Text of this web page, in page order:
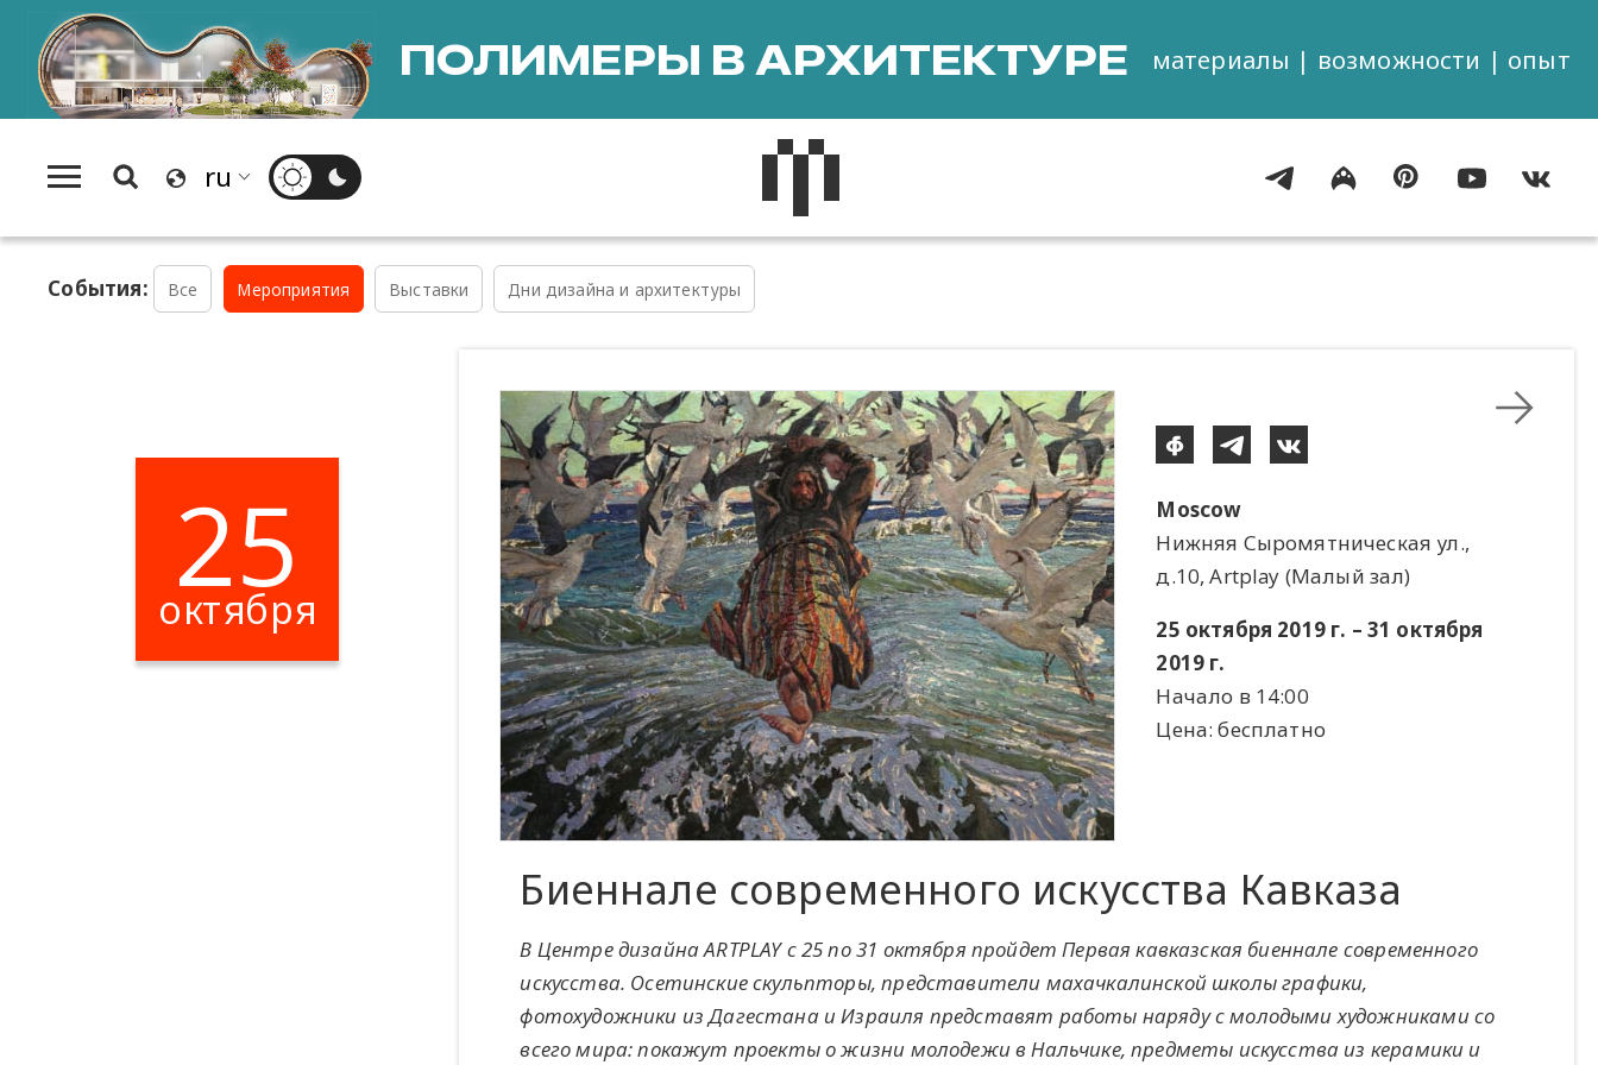
ПОЛИМЕРЫ В АРХИТЕКТУРЕ материалы | возможности | опыт
События: Все Мероприятия Выставки Дни дизайна и архитектуры
25
октября
Moscow
Нижняя Сыромятническая ул.,
д.10, Artplay (Малый зал)
25 октября 2019 г. – 31 октября
2019 г.
Начало в 14:00
Цена: бесплатно
Биеннале современного искусства Кавказа
В Центре дизайна ARTPLAY с 25 по 31 октября пройдет Первая кавказская биеннале современного
искусства. Осетинские скульпторы, представители махачкалинской школы графики,
фотохудожники из Дагестана и Израиля представят работы наряду с молодыми художниками со
всего мира: покажут проекты о жизни молодежи в Нальчике, предметы искусства из керамики и